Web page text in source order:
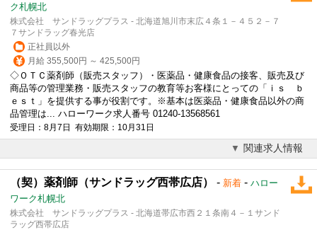
ク札幌北
株式会社 サンドラッグプラス - 北海道旭川市末広４条１－４５２－７
７サンドラッグ春光店
正社員以外
月給 355,500円 ～ 425,500円
◇ＯＴＣ薬剤師（販売スタッフ）・医薬品・健康食品の接客、販売及び
商品等の管理業務・販売スタッフの教育等お客様にとっての「ｉｓ ｂ
ｅｓｔ」を提供する事が役割です。※基本は医薬品・健康食品以外の商
品管理は... ハローワーク求人番号 01240-13568561
受理日：8月7日 有効期限：10月31日
関連求人情報
（契）薬剤師（サンドラッグ西帯広店） - 新着 - ハロー
ワーク札幌北
株式会社 サンドラッグプラス - 北海道帯広市西２１条南４－１サンド
ラッグ西帯広店